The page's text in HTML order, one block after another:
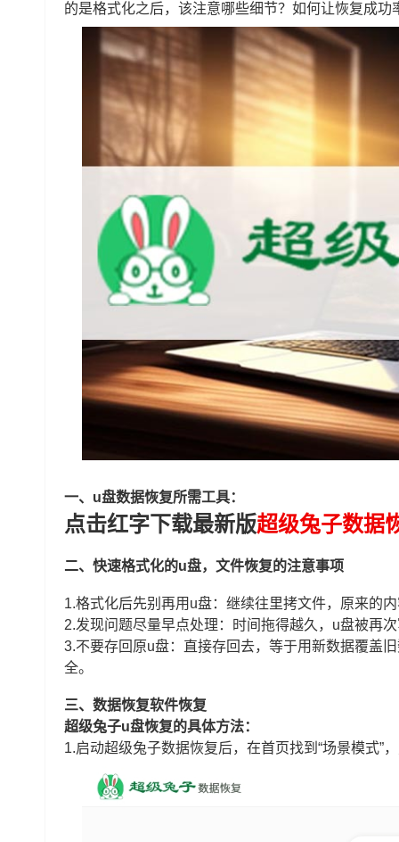
的是格式化之后，该注意哪些细节？如何让恢复成
一、u盘数据恢复所需工具：
点击红字下载最新版超级兔子数据
二、快速格式化的u盘，文件恢复的注意事项
1.格式化后先别再用u盘：继续往里拷文件，原来的
2.发现问题尽量早点处理：时间拖得越久，u盘被再
3.不要存回原u盘：直接存回去，等于用新数据覆盖
全。
三、数据恢复软件恢复
超级兔子u盘恢复的具体方法：
1.启动超级兔子数据恢复后，在首页找到“场景模式”